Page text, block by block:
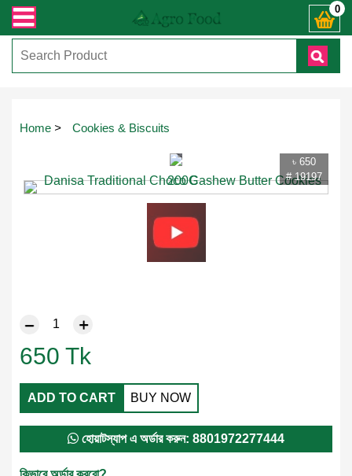
কল করুনঃ ( IMO + Whatsapp ) +8801972277444। সহজে অর্ডার করতে প্রোডাক্ট0
Home > Cookies & Biscuits
৳ 650
# 19197
650 Tk
ADD TO CART BUY NOW
হোয়াটস্যাপ এ অর্ডার করুন: 8801972277444